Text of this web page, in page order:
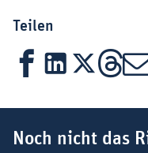
Teilen
FacebookLinkedIn
X Threads
Mail
Noch nicht das